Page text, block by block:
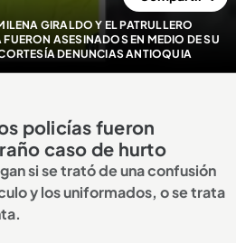
GIRALDO Y EL PATRULLERO
ASESINADOS EN MEDIO DE SU
DENUNCIAS ANTIOQUIA
policías fueron
caso de hurto
si se trató de una confusión
y los uniformados, o se trata